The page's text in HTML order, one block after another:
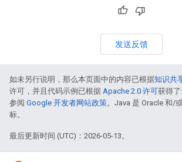
发送反馈
如未另行说明，那么本页面中的内容已根据知识共
许可，并且代码示例已根据 Apache 2.0 许可获得
参阅 Google 开发者网站政策。Java 是 Oracle 和/
标。
最后更新时间 (UTC)：2026-05-13。